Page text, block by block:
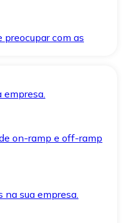
preocupar com as
empresa.
on-ramp e off-ramp
na sua empresa.